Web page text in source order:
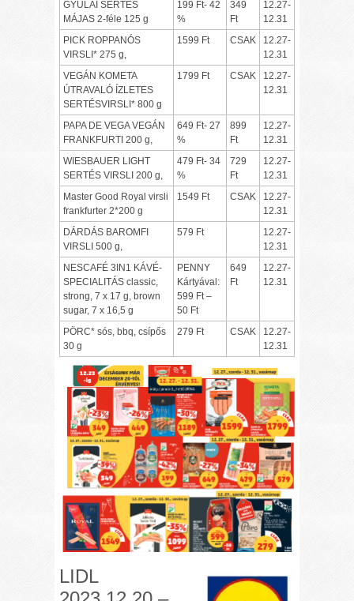
GYULAI SERTÉS
MÁJAS 2-féle 125 g
199 Ft- 42
%
349
Ft
12.27-
12.31
PICK ROPPANÓS
VIRSLI* 275 g,
1599 Ft CSAK
12.27-
12.31
VEGÁN KOMETA
ÚTRAVALÓ ÍZLETES
SERTÉSVIRSLI* 800 g
1799 Ft CSAK
12.27-
12.31
PAPA DE VEGA VEGÁN
FRANKFURTI 200 g,
649 Ft- 27
%
899
Ft
12.27-
12.31
WIESBAUER LIGHT
SERTÉS VIRSLI 200 g,
479 Ft- 34
%
729
Ft
12.27-
12.31
Master Good Royal virsli
frankfurter 2*200 g
1549 Ft CSAK
12.27-
12.31
DÁRDÁS BAROMFI
VIRSLI 500 g,
579 Ft
12.27-
12.31
NESCAFÉ 3IN1 KÁVÉ-
SPECIALITÁS classic,
strong, 7 x 17 g, brown
sugar, 7 x 16,5 g
PENNY
Kártyával:
599 Ft –
50 Ft
649
Ft
12.27-
12.31
PÖRC* sós, bbq, csípős
30 g
279 Ft CSAK
12.27-
12.31
LIDL